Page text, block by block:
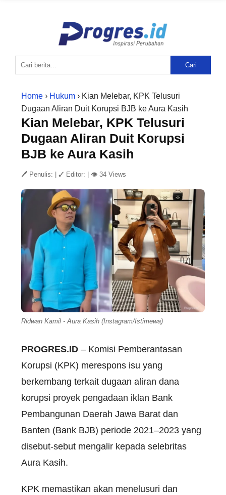
Cari
Home › Hukum › Kian Melebar, KPK Telusuri
Dugaan Aliran Duit Korupsi BJB ke Aura Kasih
Kian Melebar, KPK Telusuri
Dugaan Aliran Duit Korupsi
BJB ke Aura Kasih
🖊 Penulis: ✓ Editor: 👁 34 Views
Ridwan Kamil - Aura Kasih (Instagram/Istimewa)
PROGRES.ID – Komisi Pemberantasan
Korupsi (KPK) merespons isu yang
berkembang terkait dugaan aliran dana
korupsi proyek pengadaan iklan Bank
Pembangunan Daerah Jawa Barat dan
Banten (Bank BJB) periode 2021–2023 yang
disebut-sebut mengalir kepada selebritas
Aura Kasih.
KPK memastikan akan menelusuri dan